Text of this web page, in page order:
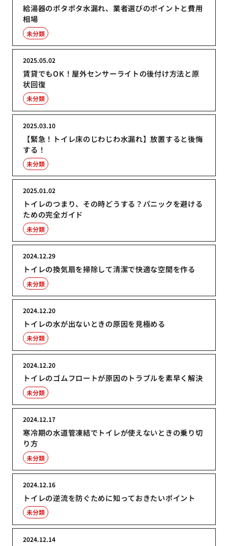
給湯器のポタポタ水漏れ、業者選びのポイントと費用
相場
未分類
賃貸でもOK！屋外センサーライトの後付け方法と原
状回復
2025.05.02
未分類
【緊急！トイレ床のじわじわ水漏れ】放置すると後悔
する！
2025.03.10
未分類
トイレのつまり、その時どうする？パニックを避ける
ための完全ガイド
2025.01.02
未分類
トイレの換気扇を掃除して清潔で快適な空間を作る
2024.12.29
未分類
トイレの水が出ないときの原因を見極める
2024.12.20
未分類
トイレのゴムフロートが原因のトラブルを素早く解決
2024.12.20
未分類
寒冷期の水道管凍結でトイレが使えないときの乗り切
り方
2024.12.17
未分類
トイレの逆流を防ぐために知っておきたいポイント
2024.12.16
未分類
2024.12.14